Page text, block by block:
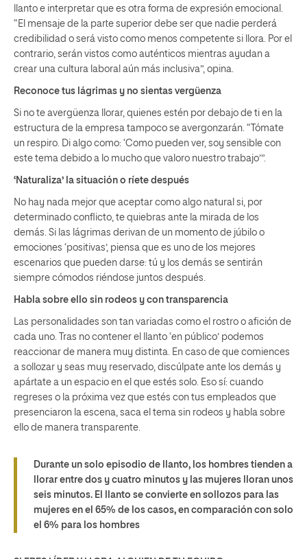
llanto e interpretar que es otra forma de expresión emocional.
“El mensaje de la parte superior debe ser que nadie perderá
credibilidad o será visto como menos competente si llora. Por el
contrario, serán vistos como auténticos mientras ayudan a
crear una cultura laboral aún más inclusiva”, opina.
Reconoce tus lágrimas y no sientas vergüenza
Si no te avergüenza llorar, quienes estén por debajo de ti en la
estructura de la empresa tampoco se avergonzarán. “Tómate
un respiro. Di algo como: ‘Como pueden ver, soy sensible con
este tema debido a lo mucho que valoro nuestro trabajo’”.
‘Naturaliza’ la situación o ríete después
No hay nada mejor que aceptar como algo natural si, por
determinado conflicto, te quiebras ante la mirada de los
demás. Si las lágrimas derivan de un momento de júbilo o
emociones ‘positivas’, piensa que es uno de los mejores
escenarios que pueden darse: tú y los demás se sentirán
siempre cómodos riéndose juntos después.
Habla sobre ello sin rodeos y con transparencia
Las personalidades son tan variadas como el rostro o afición de
cada uno. Tras no contener el llanto ‘en público’ podemos
reaccionar de manera muy distinta. En caso de que comiences
a sollozar y seas muy reservado, discúlpate ante los demás y
apártate a un espacio en el que estés solo. Eso sí: cuando
regreses o la próxima vez que estés con tus empleados que
presenciaron la escena, saca el tema sin rodeos y habla sobre
ello de manera transparente.
Durante un solo episodio de llanto, los hombres tienden a
llorar entre dos y cuatro minutos y las mujeres lloran unos
seis minutos. El llanto se convierte en sollozos para las
mujeres en el 65% de los casos, en comparación con solo
el 6% para los hombres